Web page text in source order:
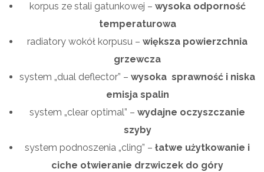
korpus ze stali gatunkowej – wysoka odporność
temperaturowa
radiatory wokół korpusu – większa powierzchnia
grzewcza
system „dual deflector” – wysoka sprawność i niska
emisja spalin
system „clear optimal” – wydajne oczyszczanie
szyby
system podnoszenia „cling” – łatwe użytkowanie i
ciche otwieranie drzwiczek do góry